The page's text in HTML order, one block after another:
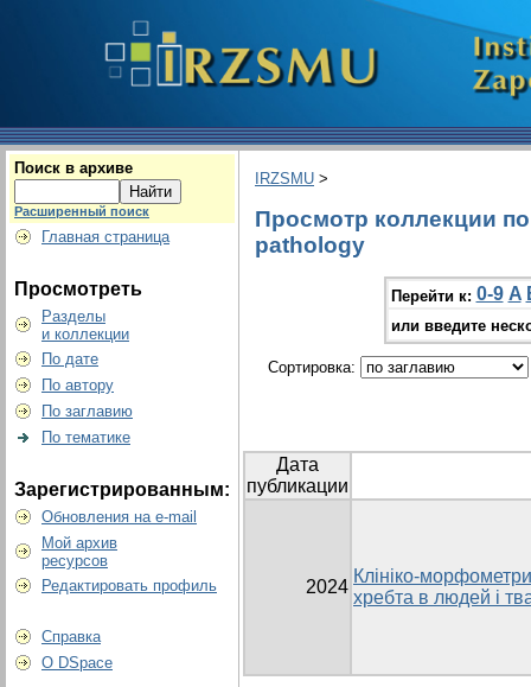
Поиск в архиве
Расширенный поиск
Главная страница
Просмотреть
Разделы
и коллекции
По дате
По автору
По заглавию
По тематике
Зарегистрированным:
Обновления на e-mail
Мой архив
ресурсов
Редактировать профиль
Справка
О DSpace
IRZSMU >
Просмотр коллекции
pathology
Перейти к: 0-9 A
или введите
Сортировка:
Дата
публикации
2024
Клініко-
хребта в людей і